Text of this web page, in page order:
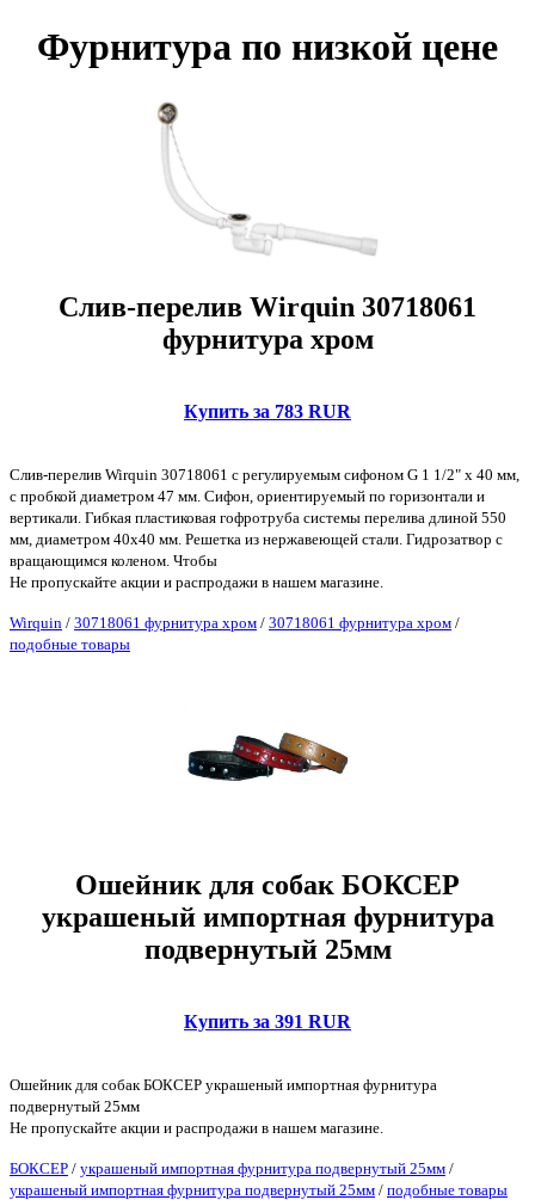
Фурнитура по низкой цене
Слив-перелив Wirquin 30718061
фурнитура хром
Купить за 783 RUR
Слив-перелив Wirquin 30718061 с регулируемым сифоном G 1 1/2" x 40 мм,
с пробкой диаметром 47 мм. Сифон, ориентируемый по горизонтали и
вертикали. Гибкая пластиковая гофротруба системы перелива длиной 550
мм, диаметром 40x40 мм. Решетка из нержавеющей стали. Гидрозатвор с
вращающимся коленом. Чтобы
Не пропускайте акции и распродажи в нашем магазине.
Wirquin / 30718061 фурнитура хром / 30718061 фурнитура хром /
подобные товары
Ошейник для собак БОКСЕР
украшеный импортная фурнитура
подвернутый 25мм
Купить за 391 RUR
Ошейник для собак БОКСЕР украшеный импортная фурнитура
подвернутый 25мм
Не пропускайте акции и распродажи в нашем магазине.
БОКСЕР / украшеный импортная фурнитура подвернутый 25мм /
украшеный импортная фурнитура подвернутый 25мм / подобные товары